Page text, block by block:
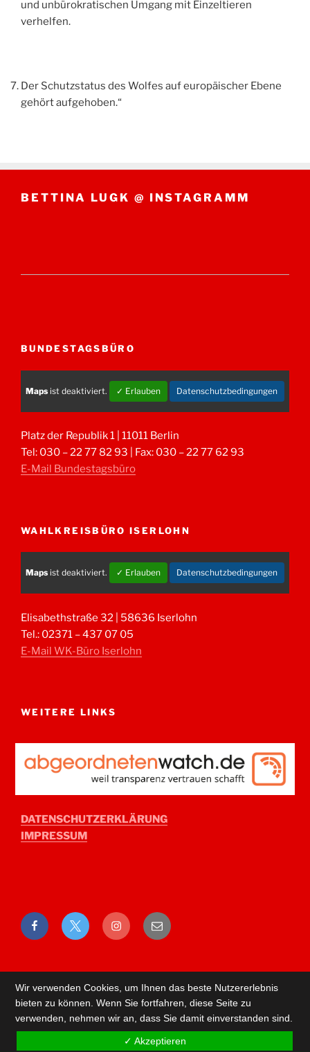
und unbürokratischen Umgang mit Einzeltieren
verhelfen.
Der Schutzstatus des Wolfes auf europäischer Ebene
gehört aufgehoben.“
BETTINA LUGK @ INSTAGRAMM
BUNDESTAGSBÜRO
Maps ist deaktiviert. ✓ Erlauben Datenschutzbedingungen
Platz der Republik 1 | 11011 Berlin
Tel: 030 – 22 77 82 93 | Fax: 030 – 22 77 62 93
E-Mail Bundestagsbüro
WAHLKREISBÜRO ISERLOHN
Maps ist deaktiviert. ✓ Erlauben Datenschutzbedingungen
Elisabethstraße 32 | 58636 Iserlohn
Tel.: 02371 – 437 07 05
E-Mail WK-Büro Iserlohn
WEITERE LINKS
DATENSCHUTZERKLÄRUNG
IMPRESSUM
FacebookTwitter Instagram
E-
Mail
Wir verwenden Cookies, um Ihnen das beste Nutzererlebnis
bieten zu können. Wenn Sie fortfahren, diese Seite zu
verwenden, nehmen wir an, dass Sie damit einverstanden sind.
✓ Akzeptieren